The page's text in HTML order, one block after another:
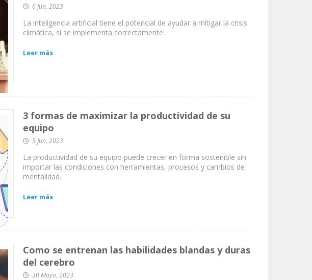
6 Jun, 2023
La inteligencia artificial tiene el potencial de ayudar a mitigar la crisis
climática, si se implementa correctamente.
Leer más
3 formas de maximizar la productividad de su
equipo
5 Jun, 2023
La productividad de su equipo puede crecer en forma sostenible sin
importar las condiciones con herramientas, procesos y cambios de
mentalidad.
Leer más
Como se entrenan las habilidades blandas y duras
del cerebro
30 Mayo, 2023